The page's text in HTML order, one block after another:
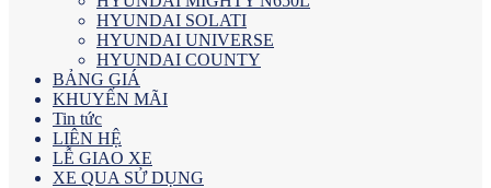
HYUNDAI SOLATI
HYUNDAI UNIVERSE
HYUNDAI COUNTY
BẢNG GIÁ
KHUYẾN MÃI
Tin tức
LIÊN HỆ
LỄ GIAO XE
XE QUA SỬ DỤNG